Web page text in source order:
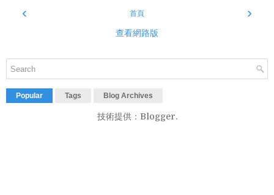
‹ ›
首頁
查看網路版
Popular Tags Blog Archives
技術提供： Blogger.